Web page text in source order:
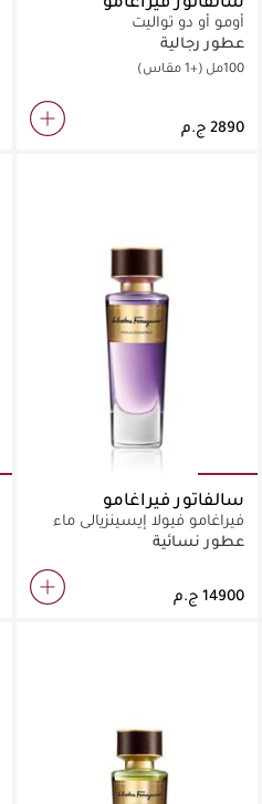
أومو أو دو تواليت
عطور رجالية
100مل (+1 مقاس)
سالفاتور فيراغامو
فيراغامو فيولا إيسينزيالي ماء
عطر 100 مل
عطور نسائية